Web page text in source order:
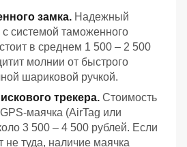
замка. Надежный
системой таможенного
в среднем 1 500 – 2 500
молнии от быстрого
шариковой ручкой.
трекера. Стоимость
маячка (AirTag или
3 500 – 4 500 рублей. Если
не туда, наличие маячка